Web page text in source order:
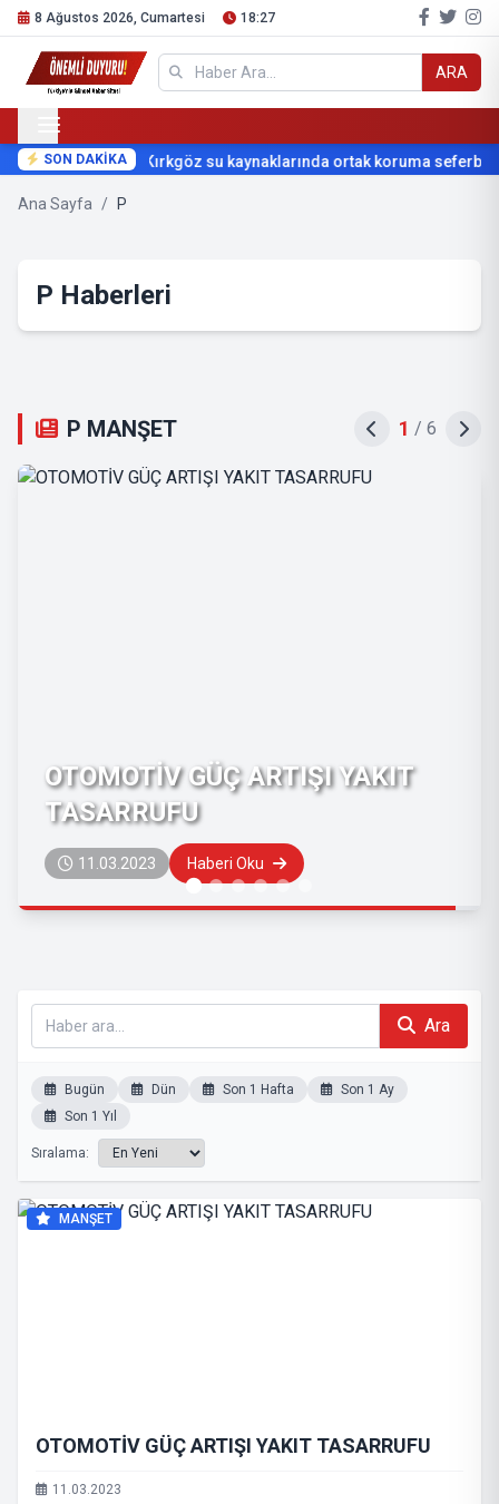
8 Ağustos 2026, Cumartesi 18:27
ARA
SON DAKİKA Kırkgöz su kaynaklarında ortak koruma
Ana Sayfa / P
P Haberleri
P MANŞET 2 / 6
PAŞA TUNİNG' DEN KALİTELİ
HİZMET
09.04.2022 Haberi Oku
Ara
Bugün Dün Son 1 Hafta
Son 1 Ay
Son 1 Yıl
Sıralama:
MANŞET
OTOMOTİV GÜÇ ARTIŞI YAKIT TASARRUFU
11.03.2023